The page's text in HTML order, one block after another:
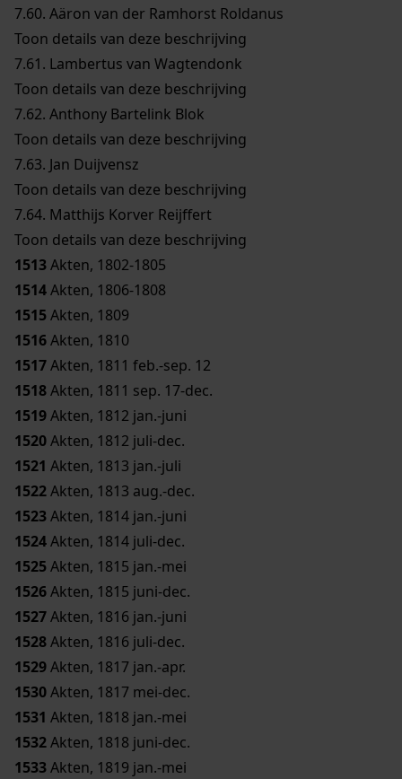
7.60. Aäron van der Ramhorst Roldanus
Toon details van deze beschrijving
7.61. Lambertus van Wagtendonk
Toon details van deze beschrijving
7.62. Anthony Bartelink Blok
Toon details van deze beschrijving
7.63. Jan Duijvensz
Toon details van deze beschrijving
7.64. Matthijs Korver Reijffert
Toon details van deze beschrijving
1513Akten, 1802-1805
1514Akten, 1806-1808
1515Akten, 1809
1516Akten, 1810
1517Akten, 1811 feb.-sep. 12
1518Akten, 1811 sep. 17-dec.
1519Akten, 1812 jan.-juni
1520Akten, 1812 juli-dec.
1521 Akten, 1813 jan.-juli
1522Akten, 1813 aug.-dec.
1523Akten, 1814 jan.-juni
1524Akten, 1814 juli-dec.
1525Akten, 1815 jan.-mei
1526Akten, 1815 juni-dec.
1527Akten, 1816 jan.-juni
1528Akten, 1816 juli-dec.
1529Akten, 1817 jan.-apr.
1530Akten, 1817 mei-dec.
1531 Akten, 1818 jan.-mei
1532Akten, 1818 juni-dec.
1533Akten, 1819 jan.-mei